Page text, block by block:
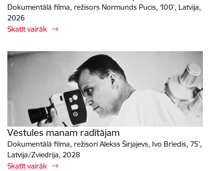
Dokumentālā filma, režisors Normunds Pucis, 100’, Latvija,
2026
Skatīt vairāk
Vēstules manam radītājam
Dokumentālā filma, režisori Alekss Širjajevs, Ivo Briedis, 75’,
Latvija/Zviedrija, 2028
Skatīt vairāk